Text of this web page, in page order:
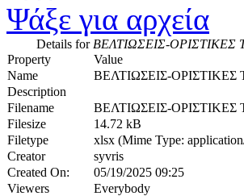
Ψάξε για αρχεία
Details forΒΕΛΤΙΩΣΕΙΣ-ΟΡΙΣΤΙΚΕΣ
Property
Value
Name
ΒΕΛΤΙΩΣΕΙΣ-
Description
Filename
ΒΕΛΤΙΩΣΕΙΣ-
Filesize
14.72 kB
Filetype
xlsx (Mime Type:
Creator
syvris
Created On:
05/19/2025 09:25
Viewers
Everybody